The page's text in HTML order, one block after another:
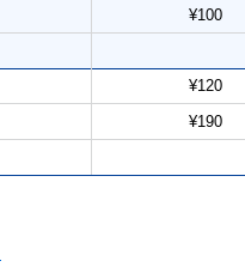
¥100
¥120
¥190